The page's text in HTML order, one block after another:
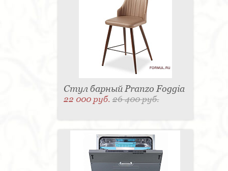
Стул барный Pranzo Foggia
22 000 руб.26 400 руб.